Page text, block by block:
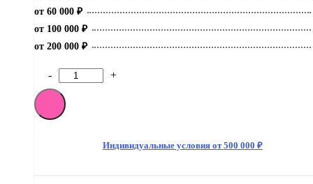
от 60 000 ₽
от 100 000 ₽
от 200 000 ₽
Количество
товара
[M]Газированный
напиток
- +
Индивидуальные условия от 500 000 ₽